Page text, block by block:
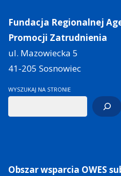
Fundacja Regionalnej
Promocji Zatrudnienia
ul. Mazowiecka 5
41‑205 Sosnowiec
WYSZUKAJ NA STRONIE
Obszar wsparcia OWES